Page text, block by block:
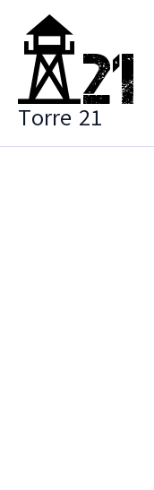
contenuto
Torre 21